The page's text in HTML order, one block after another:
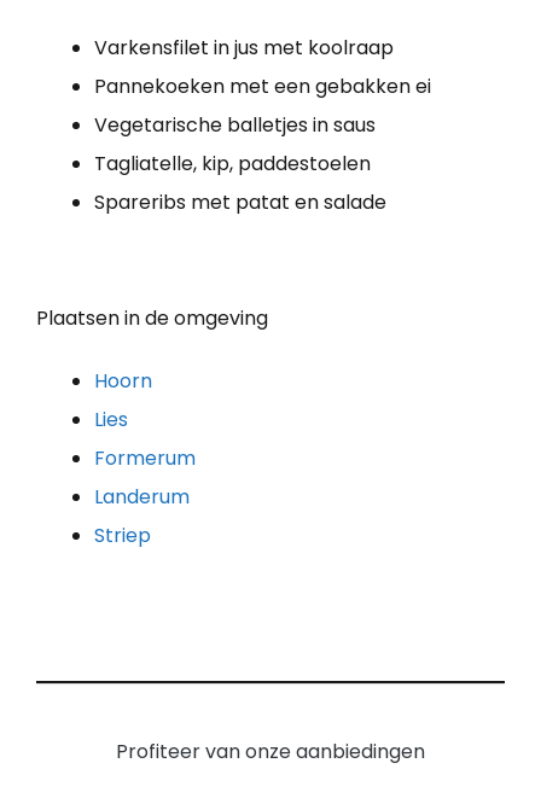
Varkensfilet in jus met koolraap
Pannekoeken met een gebakken ei
Vegetarische balletjes in saus
Tagliatelle, kip, paddestoelen
Spareribs met patat en salade
Plaatsen in de omgeving
Hoorn
Lies
Formerum
Landerum
Striep
Profiteer van onze aanbiedingen